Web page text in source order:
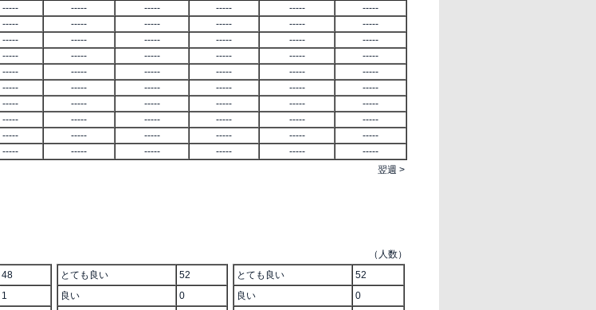
----- ----- ----- ----- -----
-----
----- ----- ----- ----- -----
-----
----- ----- ----- ----- -----
-----
----- ----- ----- ----- -----
-----
----- ----- ----- ----- -----
-----
----- ----- ----- ----- -----
-----
----- ----- ----- ----- -----
-----
----- ----- ----- ----- -----
-----
----- ----- ----- ----- -----
-----
----- ----- ----- ----- -----
-----
翌週 >
（人数）
48
1
とても良い
52
良い
0
とても良い
52
良い
0